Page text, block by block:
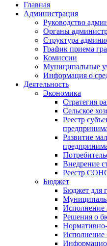
Главная
Администрация
Руководство
Органы
Структура
График приема
Комиссии
Муниципальные
Информация о
Деятельность
Экономика
Стратегия
Сельское
Реестр
Развитие
Внедрение
Реестр
Бюджет
Бюджет для
Исполнение
Решения о
Исполнение